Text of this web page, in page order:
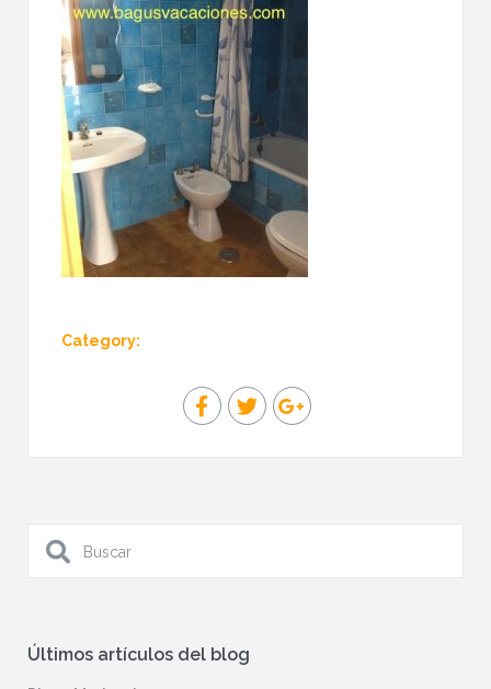
Category:
Últimos artículos del blog